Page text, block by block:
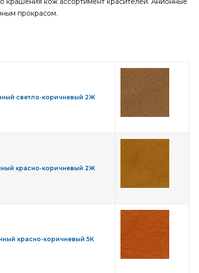
прокрасом.
светло-коричневый 2Ж
красно-коричневый 2Ж
красно-коричневый 5К